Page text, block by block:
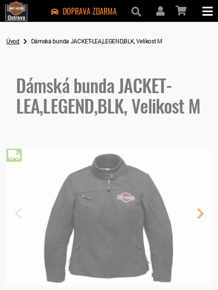
DOPRAVA ZDARMA
Úvod Dámská bunda JACKET-LEA,LEGEND,BLK, Velikost M
Dámská bunda JACKET-
LEA,LEGEND,BLK, Velikost M
Doprava zdarma